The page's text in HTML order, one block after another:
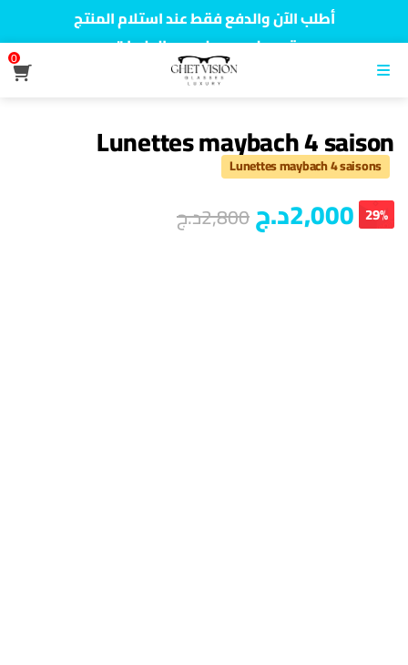
أطلب الآن والدفع فقط عند استلام المنتج
توصيل سريع لجميع الولايات
نفخر بأكثر من 5000 مشتري سعيد
القائمة
0
Lunettes maybach 4 saison
Lunettes maybach 4 saisons
2,000د.ج2,800د.ج 29%